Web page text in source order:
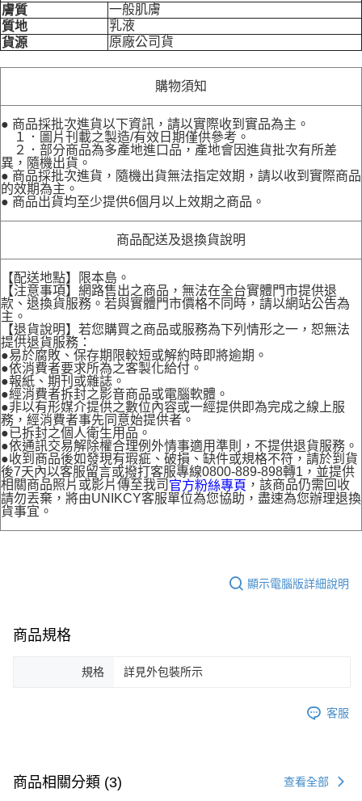
膚質
一般肌膚
質地
乳液
貨源
原廠公司貨
購物須知
● 商品採批次進貨以下資訊，請以實際收到實品為主。
１．圖片刊載之製造/有效日期僅供參考。
２．部分商品為多產地進口品，產地會因進貨批次有所差
異，隨機出貨。
● 商品採批次進貨，隨機出貨無法指定效期，請以收到實際商品
的效期為主。
● 商品出貨均至少提供6個月以上效期之商品。
商品配送及退換貨說明
【配送地點】限本島。
【注意事項】網路售出之商品，無法在全台實體門市提供退
款、退換貨服務。若與實體門市價格不同時，請以網站公告為
主。
【退貨說明】若您購買之商品或服務為下列情形之一，恕無法
提供退貨服務：
●易於腐敗、保存期限較短或解約時即將逾期。
●依消費者要求所為之客製化給付。
●報紙、期刊或雜誌。
●經消費者拆封之影音商品或電腦軟體。
●非以有形媒介提供之數位內容或一經提供即為完成之線上服
務，經消費者事先同意始提供者。
●已拆封之個人衛生用品。
●依通訊交易解除權合理例外情事適用準則，不提供退貨服務。
●收到商品後如發現有瑕疵、破損、缺件或規格不符，請於到貨
後7天內以客服留言或撥打客服專線0800-889-898轉1，並提供
相關商品照片或影片傳至我司 官方粉絲專頁 ，該商品仍需回收
請勿丟棄，將由UNIKCY客服單位為您協助，盡速為您辦理退換
貨事宜。
顯示電腦版詳細說明
商品規格
規格 詳見外包裝所示
客服
商品相關分類 (3) 查看全部